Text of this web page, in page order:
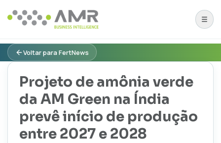
Voltar para FertNews
Projeto de amônia verde
da AM Green na Índia
prevê início de produção
entre 2027 e 2028